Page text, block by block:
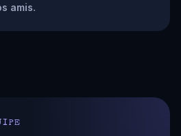
amis.